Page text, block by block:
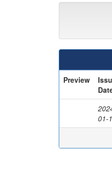
Preview
01-